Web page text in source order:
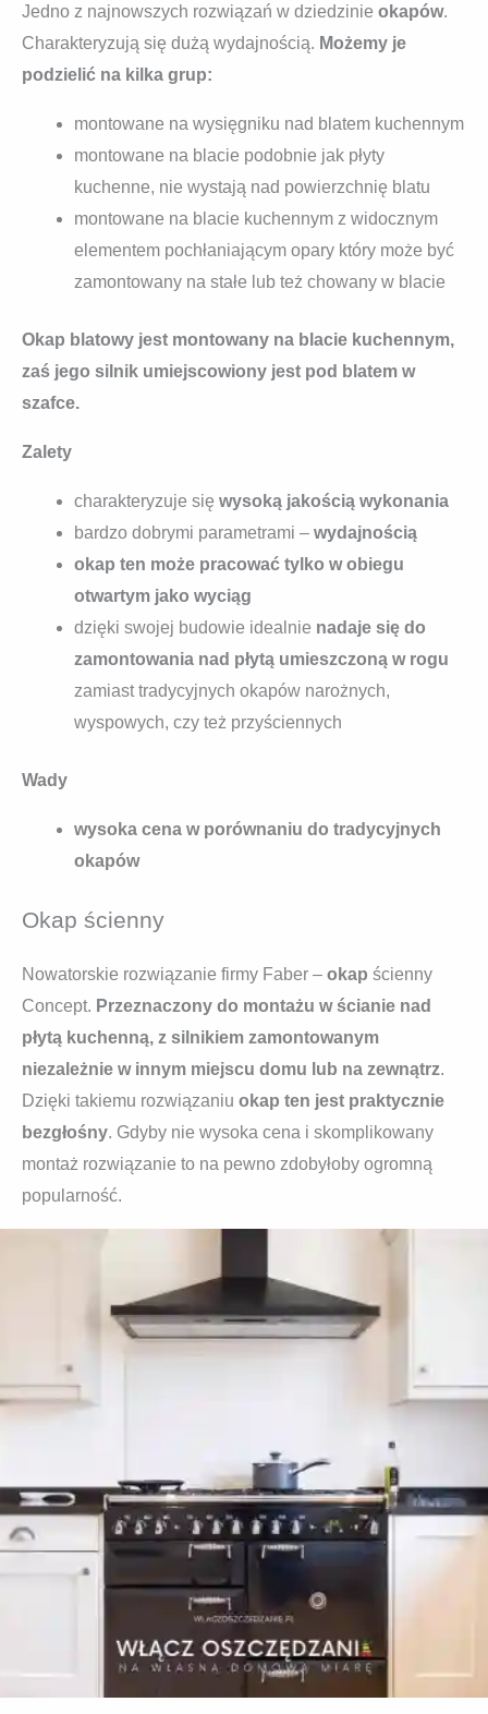
Jedno z najnowszych rozwiązań w dziedzinie okapów.
Charakteryzują się dużą wydajnością. Możemy je
podzielić na kilka grup:
montowane na wysięgniku nad blatem kuchennym
montowane na blacie podobnie jak płyty
kuchenne, nie wystają nad powierzchnię blatu
montowane na blacie kuchennym z widocznym
elementem pochłaniającym opary który może być
zamontowany na stałe lub też chowany w blacie
Okap blatowy jest montowany na blacie kuchennym,
zaś jego silnik umiejscowiony jest pod blatem w
szafce.
Zalety
charakteryzuje się wysoką jakością wykonania
bardzo dobrymi parametrami – wydajnością
okap ten może pracować tylko w obiegu
otwartym jako wyciąg
dzięki swojej budowie idealnie nadaje się do
zamontowania nad płytą umieszczoną w rogu
zamiast tradycyjnych okapów narożnych,
wyspowych, czy też przyściennych
Wady
wysoka cena w porównaniu do tradycyjnych
okapów
Okap ścienny
Nowatorskie rozwiązanie firmy Faber – okap ścienny
Concept. Przeznaczony do montażu w ścianie nad
płytą kuchenną, z silnikiem zamontowanym
niezależnie w innym miejscu domu lub na zewnątrz.
Dzięki takiemu rozwiązaniu okap ten jest praktycznie
bezgłośny. Gdyby nie wysoka cena i skomplikowany
montaż rozwiązanie to na pewno zdobyłoby ogromną
popularność.